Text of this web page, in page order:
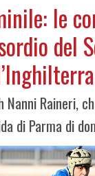
le
del
Nanni Raineri,
di Parma di